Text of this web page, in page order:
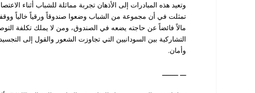
وتعيد هذه المبادرات إلى الأذهان تجربة مماثلة للشباب أثناء
تمثلت في أن مجموعة من الشباب وضعوا صندوقاً ورقياً خالياً
مالاً فائضاً عن حاجته يضعه في الصندوق، ومن لا يملك تكلفة
التشاركية بين السودانيين التي تجاوزت الشعور والقول إلى
وأمان.
ـــ ــــــــ